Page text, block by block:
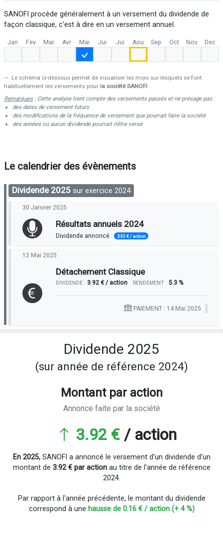
SANOFI procède généralement à un versement du dividende de
façon classique, c'est à dire en un versement annuel.
Jan Fev Mar Avr Mai Jui Jui Aou Sep Oct Nov Dec
Le schéma ci-dessous permet de visualiser les mois sur lesquels se font
habituellement les versements pour la société SANOFI
Remarques: Cette analyse tient compte des versements passés et ne présage pas :
des dates de versement futurs
des modifications de la fréquence de versement que pourrait faire la société
des années où aucun dividende pourrait n'être versé
Le calendrier des évènements
Dividende 2025 sur exercice 2024
30 Janvier 2025
Résultats annuels 2024
Dividende annoncé : 3.92 € / action
12 Mai 2025
Détachement Classique
DIVIDENDE : 3.92 € / action RENDEMENT : 5.3 %
PAIEMENT : 14 Mai 2025
Dividende 2025
(sur année de référence 2024)
Montant par action
Annonce faite par la société
3.92 €/ action
En 2025, SANOFI a annoncé le versement d'un dividende d'un
montant de 3.92 € par actionau titre de l'année de référence
2024.
Par rapport à l'année précédente, le montant du dividende
correspond à une hausse de 0.16 € / action (+ 4 %)